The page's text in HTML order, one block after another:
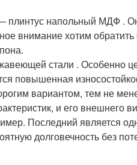
напольный МДФ . Он
внимание хотим
стали . Особенно
повышенная
вариантом, тем не
и его внешнего
Последний является
долговечность без